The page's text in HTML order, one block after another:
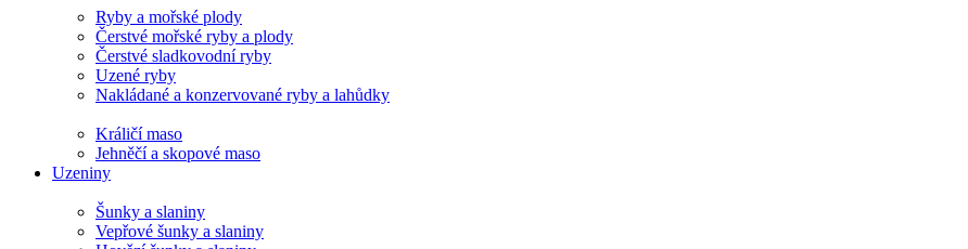
Ryby a mořské plody
Čerstvé mořské ryby a plody
Čerstvé sladkovodní ryby
Uzené ryby
Nakládané a konzervované ryby a lahůdky
Králičí maso
Jehněčí a skopové maso
Uzeniny
Šunky a slaniny
Vepřové šunky a slaniny